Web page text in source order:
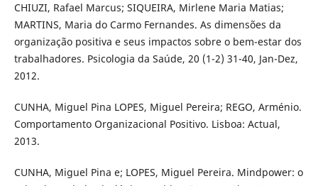
CHIUZI, Rafael Marcus; SIQUEIRA, Mirlene Maria Matias;
MARTINS, Maria do Carmo Fernandes. As dimensões da
organização positiva e seus impactos sobre o bem-estar dos
trabalhadores. Psicologia da Saúde, 20 (1-2) 31-40, Jan-Dez,
2012.
CUNHA, Miguel Pina LOPES, Miguel Pereira; REGO, Arménio.
Comportamento Organizacional Positivo. Lisboa: Actual,
2013.
CUNHA, Miguel Pina e; LOPES, Miguel Pereira. Mindpower: o